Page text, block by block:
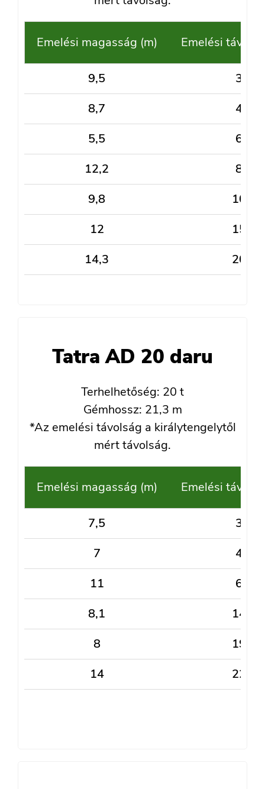
Emelési magasság (m) Emelési
9,5
3
8,7
4
5,5
6
12,2
8
9,8
10
12
15
14,3
20
Tatra AD 20 daru
Terhelhetőség: 20 t
Gémhossz: 21,3 m
*Az emelési távolság a királytengelytől
mért távolság.
Emelési magasság (m) Emelési
7,5
3
7
4
11
6
8,1
14
8
19
14
22